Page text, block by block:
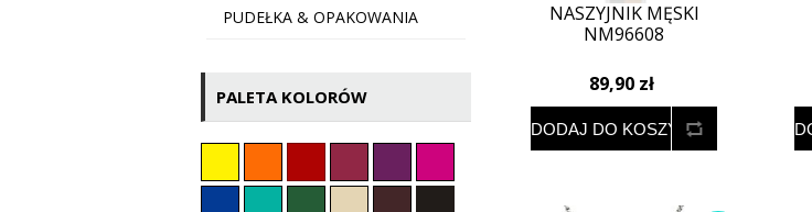
PUDEŁKA & OPAKOWANIA
PALETA KOLORÓW
NASZYJNIK MĘSKI
NM96608
89,90 zł